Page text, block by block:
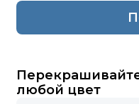
любой цвет